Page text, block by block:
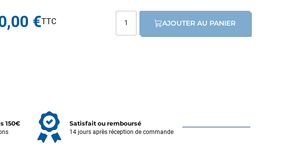
€ AJOUTER AU PANIER
150€ Satisfait ou remboursé
14 jours après réception de commande